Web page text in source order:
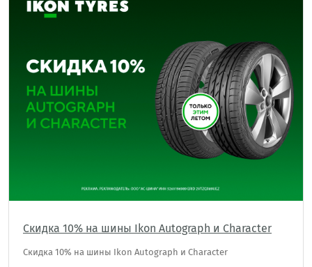
Скидка 10% на шины Ikon Autograph и Character
Скидка 10% на шины Ikon Autograph и Character